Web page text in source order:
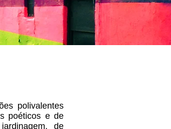
polivalentes
poéticos e de
de